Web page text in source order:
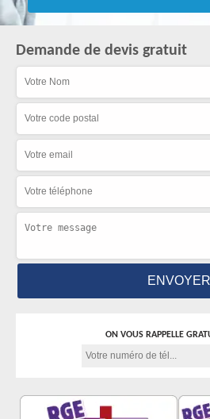
Demande de devis gratuit
ON VOUS RAPPELLE